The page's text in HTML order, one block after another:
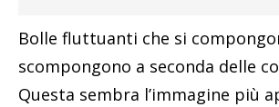
Bolle fluttuanti che si
scompongono a seconda delle
Questa sembra l’immagine più